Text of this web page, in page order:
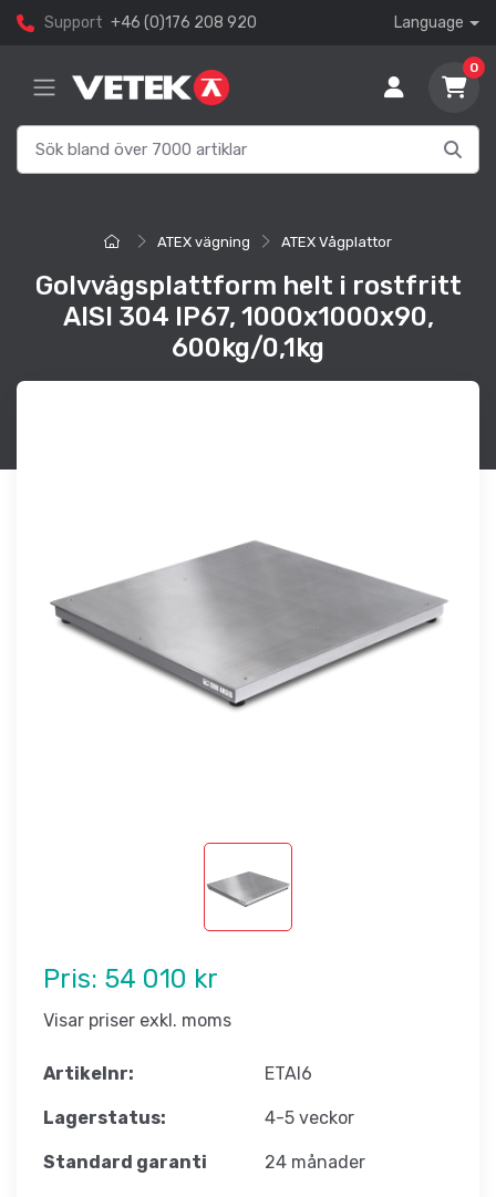
Support +46 (0)176 208 920 Language
0
ATEX vägning ATEX Vågplattor
Golvvågsplattform helt i rostfritt
AISI 304 IP67, 1000x1000x90,
600kg/0,1kg
Pris: 54 010 kr
Visar priser exkl. moms
Artikelnr: ETAI6
Lagerstatus: 4-5 veckor
Standard garanti 24 månader